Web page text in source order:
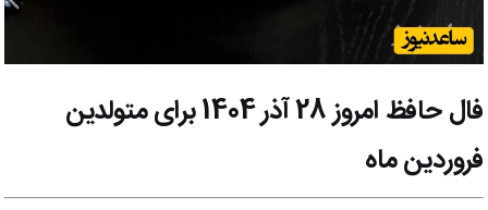
فال حافظ امروز28 آذر 1404
برای متولدین
فروردین ماه